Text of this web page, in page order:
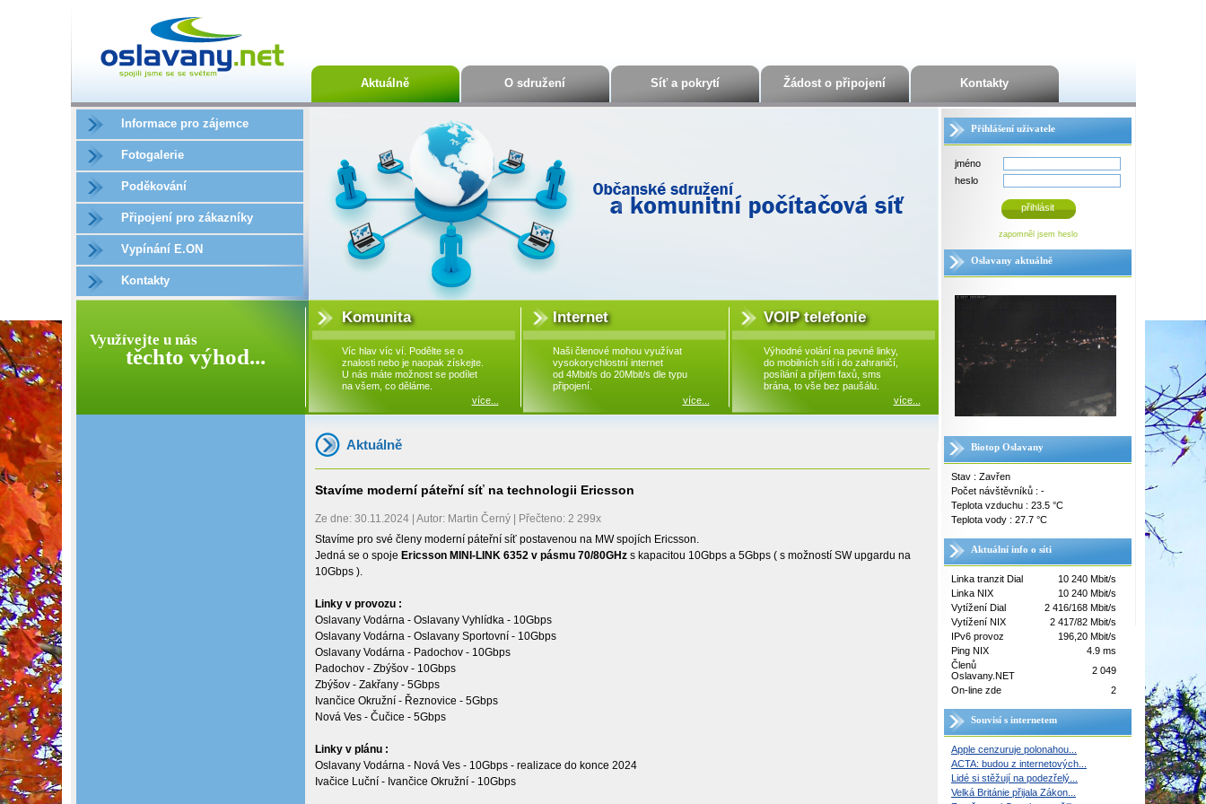
Aktuálně O sdružení Síť a pokrytí Žádost o připojení Kontakty
Informace pro zájemce
Fotogalerie
Poděkování
Připojení pro zákazníky
Vypínání E.ON
Kontakty
Využívejte u nás
těchto výhod...
Komunita
Víc hlav víc ví. Podělte se o
znalosti nebo je naopak získejte.
U nás máte možnost se podílet
na všem, co děláme.
více...
Internet
Naši členové mohou využívat
vysokorychlostní internet
od 4Mbit/s do 20Mbit/s dle typu
připojení.
více...
VOIP telefonie
Výhodné volání na pevné linky,
do mobilních sítí i do zahraničí,
posílání a příjem faxů, sms
brána, to vše bez paušálu.
více...
Aktuálně
Stavíme moderní páteřní síť na technologii Ericsson
Ze dne: 30.11.2024 | Autor: Martin Černý | Přečteno: 2 299x
Stavíme pro své členy moderní páteřní síť postavenou na MW spojích Ericsson.
Jedná se o spoje Ericsson MINI-LINK 6352 v pásmu 70/80GHzs kapacitou 10Gbps a 5Gbps ( s možností SW upgardu na
10Gbps ).
Linky v provozu :
Oslavany Vodárna - Oslavany Vyhlídka - 10Gbps
Oslavany Vodárna - Oslavany Sportovní - 10Gbps
Oslavany Vodárna - Padochov - 10Gbps
Padochov - Zbýšov - 10Gbps
Zbýšov - Zakřany - 5Gbps
Ivančice Okružní - Řeznovice - 5Gbps
Nová Ves - Čučice - 5Gbps
Linky v plánu :
Oslavany Vodárna - Nová Ves - 10Gbps - realizace do konce 2024
Ivačice Luční - Ivančice Okružní - 10Gbps
Přihlášení uživatele
jméno
heslo
přihlásit
zapomněl jsem heslo
Oslavany aktuálně
Biotop Oslavany
Stav : Zavřen
Počet návštěvníků : -
Teplota vzduchu : 23.5 °C
Teplota vody : 27.7 °C
Aktuální info o síti
Linka tranzit Dial
10 240 Mbit/s
Linka NIX
10 240 Mbit/s
Vytížení Dial
2 416/168 Mbit/s
Vytížení NIX
2 417/82 Mbit/s
IPv6 provoz
196,20 Mbit/s
Ping NIX
4.9 ms
Členů
Oslavany.NET
2 049
On-line zde
2
Souvisí s internetem
Apple cenzuruje polonahou...
ACTA: budou z internetových...
Lidé si stěžují na podezřelý...
Velká Británie přijala Zákon...